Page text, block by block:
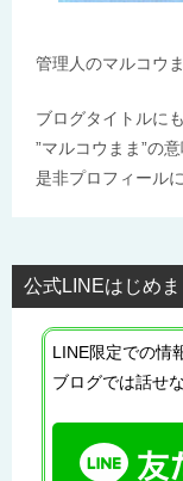
管理人のマルコウま
ブログタイトルに
”マルコウまま”の
是非プロフィール
公式LINEはじめま
LINE限定での情
ブログでは話せ